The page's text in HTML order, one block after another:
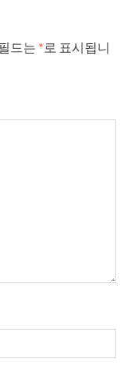
드는 *로 표시됩니